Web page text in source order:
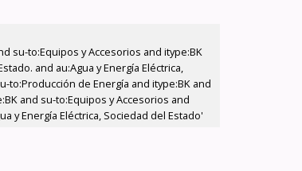
su-to:Equipos y Accesorios and itype:BK
and au:Agua y Energía Eléctrica,
to:Producción de Energía and itype:BK and
and su-to:Equipos y Accesorios and
y Energía Eléctrica, Sociedad del Estado'